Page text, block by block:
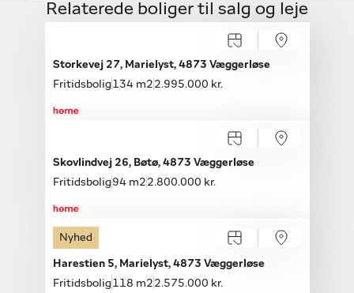
Relaterede boliger til salg og leje
Storkevej 27, Marielyst, 4873 Væggerløse
Fritidsbolig 134 m2 2.995.000 kr.
Skovlindvej 26, Bøtø, 4873 Væggerløse
Fritidsbolig 94 m2 2.800.000 kr.
Nyhed
Harestien 5, Marielyst, 4873 Væggerløse
Fritidsbolig 118 m2 2.575.000 kr.